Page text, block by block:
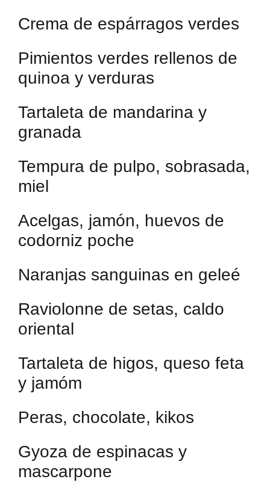
Crema de espárragos verdes
Pimientos verdes rellenos de
quinoa y verduras
Tartaleta de mandarina y
granada
Tempura de pulpo, sobrasada,
miel
Acelgas, jamón, huevos de
codorniz poche
Naranjas sanguinas en geleé
Raviolonne de setas, caldo
oriental
Tartaleta de higos, queso feta
y jamóm
Peras, chocolate, kikos
Gyoza de espinacas y
mascarpone